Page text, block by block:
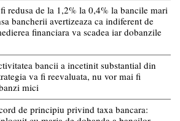
redusa de la 1,2% la 0,4% la bancile mari
bancherii avertizeaza ca indiferent de
financiara va scadea iar dobanzile
bancii a incetinit substantial din
va fi reevaluata, nu vor mai fi
mici
de principiu privind taxa bancara: